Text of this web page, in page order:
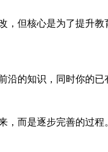
但核心是为了提升教
知识，同时你的已
而是逐步完善的过程